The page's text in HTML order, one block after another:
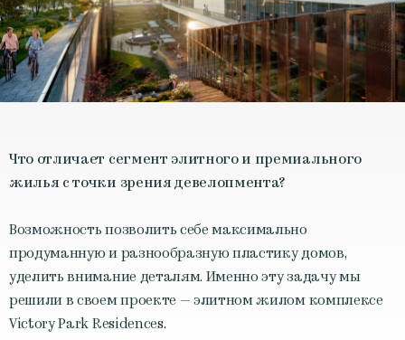
Что отличает сегмент элитного и премиального
жилья с точки зрения девелопмента?
Возможность позволить себе максимально
продуманную и разнообразную пластику домов,
уделить внимание деталям. Именно эту задачу мы
решили в своем проекте — элитном жилом комплексе
Victory Park Residences.